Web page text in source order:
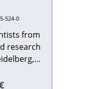
524-0
from
research
Preis: